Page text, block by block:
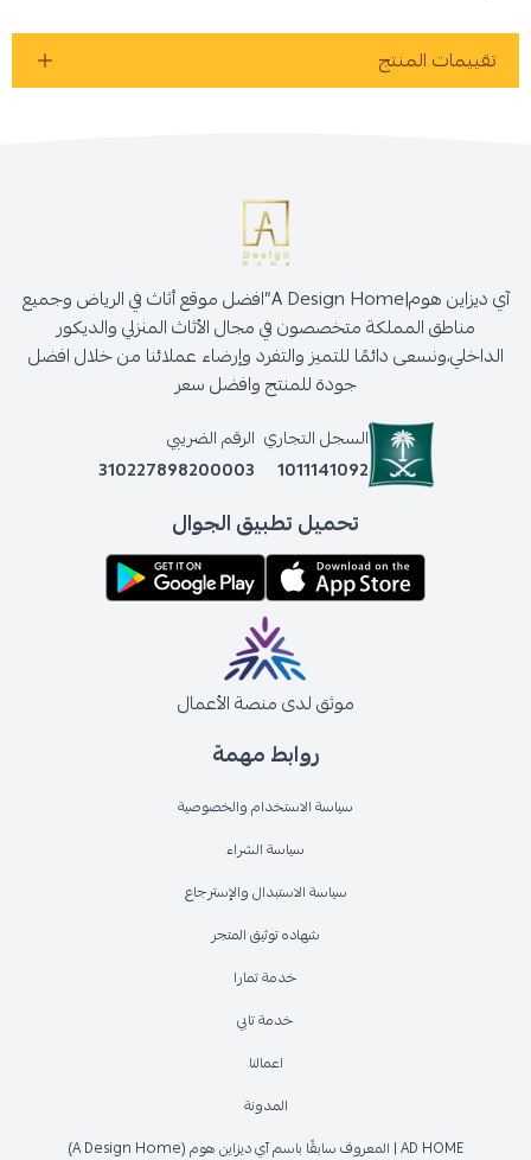
تقييمات المنتج
روابط مهمة
سياسة الاستخدام والخصوصية
سياسة الشراء
سياسة الاستبدال والإسترجاع
شهاده توثيق المتجر
خدمة تمارا
خدمة تابي
اعمالنا
المدونة
AD HOME | المعروف سابقًا باسم آي ديزاين هوم (A Design Home)
آي ديزاين هوم|A Design Home”افضل موقع أثاث في الرياض وجميع
مناطق المملكة متخصصون في مجال الأثاث المنزلي والديكور
الداخلي،ونسعى دائمًا للتميز والتفرد وإرضاء عملائنا من خلال افضل
جودة للمنتج وافضل سعر
السجل التجاري
1011141092
الرقم الضريبي
310227898200003
تحميل تطبيق الجوال
موثق لدى منصة الأعمال